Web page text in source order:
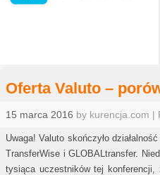
Oferta Valuto –
15 marca 2016 by kurencja.com |
Uwaga! Valuto skończyło
TransferWise i GLOBALtransfer.
tysiąca uczestników tej konferencji,